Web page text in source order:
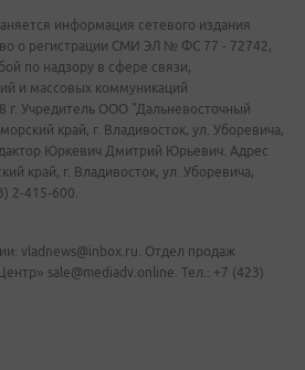
информация сетевого издания
о регистрации СМИ ЭЛ № ФС 77 - 72742,
по надзору в сфере связи,
и массовых коммуникаций
г. Учредитель ООО "Дальневосточный
край, г. Владивосток, ул. Уборевича,
Юркевич Дмитрий Юрьевич. Адрес
край, г. Владивосток, ул. Уборевича,
2-415-600.
vladnews@inbox.ru. Отдел продаж
sale@mediadv.online. Тел.: +7 (423)